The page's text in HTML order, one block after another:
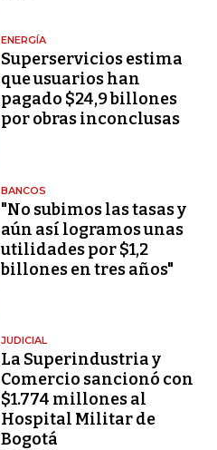
ENERGÍA
Superservicios estima
que usuarios han
pagado $24,9 billones
por obras inconclusas
BANCOS
"No subimos las tasas y
aún así logramos unas
utilidades por $1,2
billones en tres años"
JUDICIAL
La Superindustria y
Comercio sancionó con
$1.774 millones al
Hospital Militar de
Bogotá